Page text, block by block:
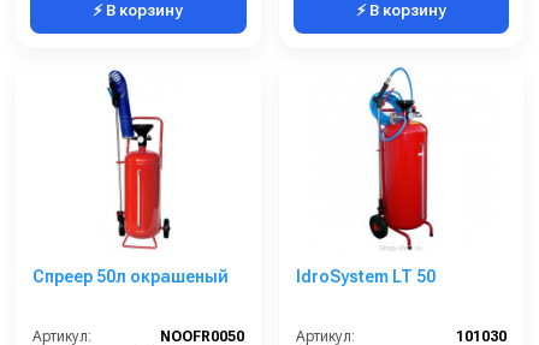
⚡ В корзину ⚡ В корзину
Спреер 50л окрашеный
Артикул:
NОOFR0050
IdroSystem LT 50
Артикул:
101030